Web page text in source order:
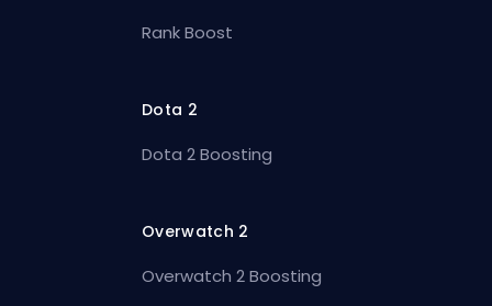
Rank Boost
Dota 2
Dota 2 Boosting
Overwatch 2
Overwatch 2 Boosting